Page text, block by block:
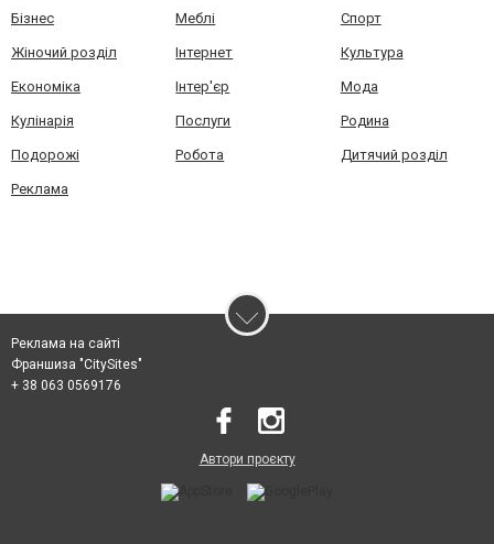
Бізнес Меблі Спорт
Жіночий розділ Інтернет Культура
Економіка Інтер'єр Мода
Кулінарія Послуги Родина
Подорожі Робота Дитячий розділ
Реклама
Реклама на сайті
Франшиза "CitySites"
+ 38 063 0569176
Автори проєкту